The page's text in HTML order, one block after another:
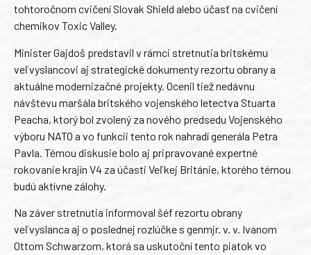
tohtoročnom cvičení Slovak Shield alebo účasť na cvičení
chemikov Toxic Valley.
Minister Gajdoš predstavil v rámci stretnutia britskému
veľvyslancovi aj strategické dokumenty rezortu obrany a
aktuálne modernizačné projekty. Ocenil tiež nedávnu
návštevu maršála britského vojenského letectva Stuarta
Peacha, ktorý bol zvolený za nového predsedu Vojenského
výboru NATO a vo funkcii tento rok nahradí generála Petra
Pavla. Témou diskusie bolo aj pripravované expertné
rokovanie krajín V4 za účasti Veľkej Británie, ktorého témou
budú aktívne zálohy.
Na záver stretnutia informoval šéf rezortu obrany
veľvyslanca aj o poslednej rozlúčke s genmjr. v. v. Ivanom
Ottom Schwarzom, ktorá sa uskutoční tento piatok vo